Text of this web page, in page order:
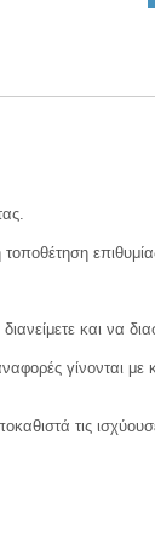
και να
γίνονται με
τις